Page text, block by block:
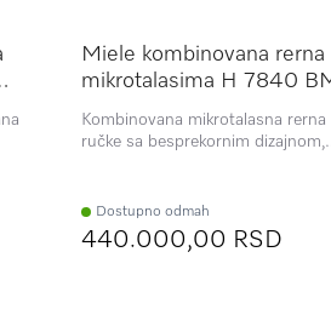
Miele kombinovana rerna
mikrotalasima H 7840
GRGR
Kombinovana mikrotalasna rerna
ručke sa besprekornim dizajnom,
Dostupno odmah
440.000,00 RSD